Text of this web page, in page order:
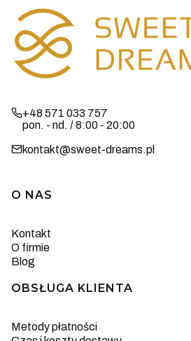
+48 571 033 757
pon. - nd. / 8:00 - 20:00
kontakt@sweet-dreams.pl
Linki w stopce
O NAS
Kontakt
O firmie
Blog
OBSŁUGA KLIENTA
Metody płatności